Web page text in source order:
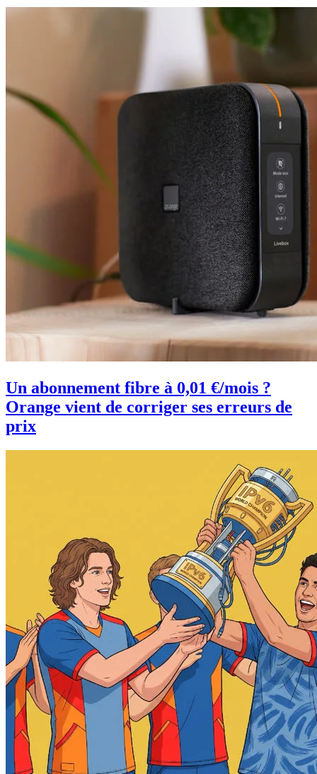
Un abonnement fibre à 0,01 €/mois ?
Orange vient de corriger ses erreurs de
prix